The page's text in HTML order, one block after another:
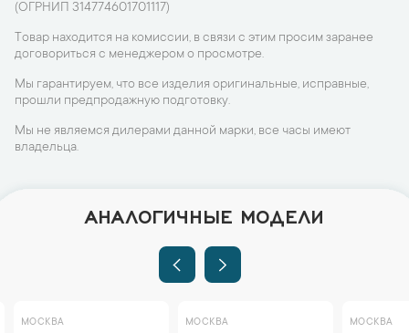
(ОГРНИП 314774601701117)
Товар находится на комиссии, в связи с этим просим заранее
договориться с менеджером о просмотре.
Мы гарантируем, что все изделия оригинальные, исправные,
прошли предпродажную подготовку.
Мы не являемся дилерами данной марки, все часы имеют
владельца.
АНАЛОГИЧНЫЕ МОДЕЛИ
МОСКВА МОСКВА МОСКВА